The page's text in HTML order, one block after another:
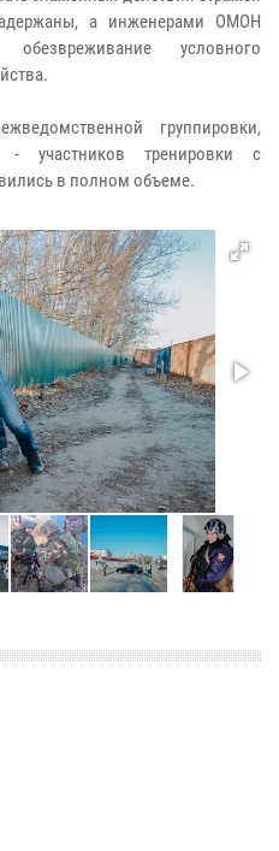
а инженерами ОМОН
условного
группировки,
- участников тренировки с
в полном объеме.